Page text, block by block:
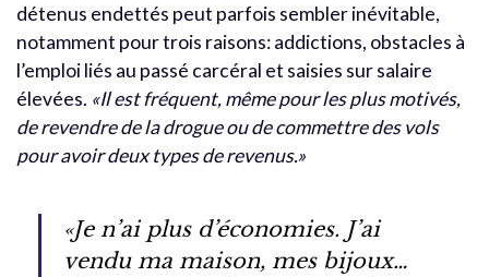
détenus endettés peut parfois sembler inévitable,
notamment pour trois raisons: addictions, obstacles à
l’emploi liés au passé carcéral et saisies sur salaire
élevées. «Il est fréquent, même pour les plus motivés,
de revendre de la drogue ou de commettre des vols
pour avoir deux types de revenus.»
«Je n’ai plus d’économies. J’ai
vendu ma maison, mes bijoux…